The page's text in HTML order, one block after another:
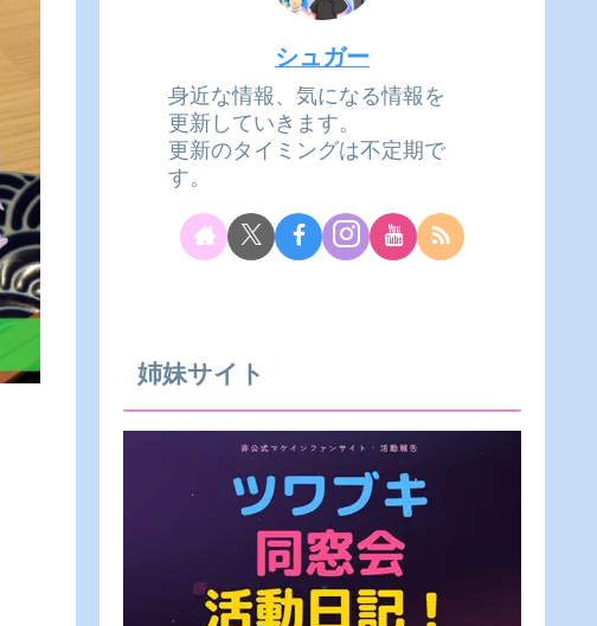
シュガー
身近な情報、気になる情報を
更新していきます。
更新のタイミングは不定期で
す。
姉妹サイト